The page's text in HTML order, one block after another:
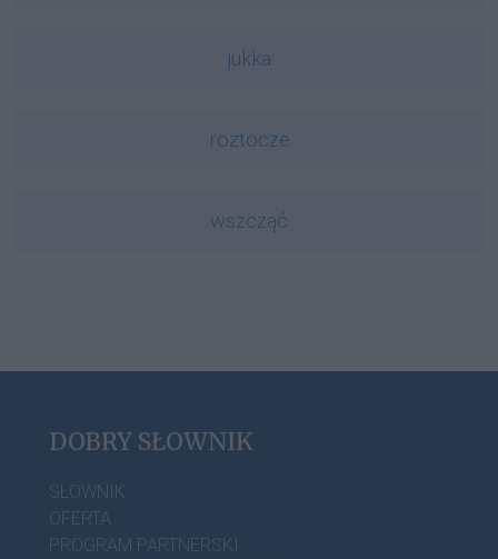
jukka
roztocze
wszcząć
DOBRY SŁOWNIK
SŁOWNIK
OFERTA
PROGRAM PARTNERSKI